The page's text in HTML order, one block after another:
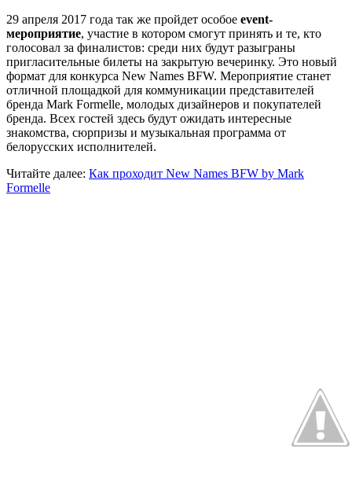
29 апреля 2017 года так же пройдет особое event-
мероприятие, участие в котором смогут принять и те, кто
голосовал за финалистов: среди них будут разыграны
пригласительные билеты на закрытую вечеринку. Это новый
формат для конкурса New Names BFW. Мероприятие станет
отличной площадкой для коммуникации представителей
бренда Mark Formelle, молодых дизайнеров и покупателей
бренда. Всех гостей здесь будут ожидать интересные
знакомства, сюрпризы и музыкальная программа от
белорусских исполнителей.
Читайте далее: Как проходит New Names BFW by Mark
Formelle